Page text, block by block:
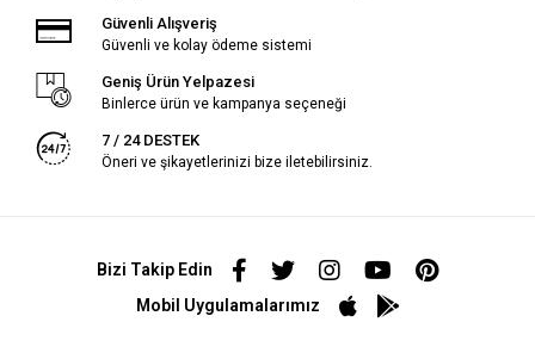
Güvenli Alışveriş
Güvenli ve kolay ödeme sistemi
Geniş Ürün Yelpazesi
Binlerce ürün ve kampanya seçeneği
7 / 24 DESTEK
Öneri ve şikayetlerinizi bize iletebilirsiniz.
Bizi Takip Edin
Mobil Uygulamalarımız